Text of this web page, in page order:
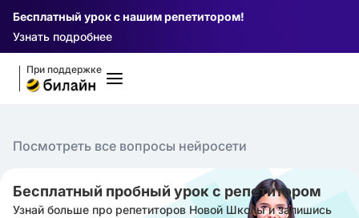
Бесплатный урок с нашим репетитором!
Узнать подробнее
При поддержке
Посмотреть все вопросы нейросети
Бесплатный пробный урок с репетитором
Узнай больше про репетиторов Новой Школы и запишись